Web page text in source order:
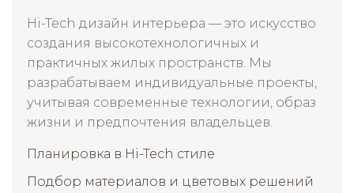
Hi-Tech дизайн интерьера — это искусство
создания высокотехнологичных и
практичных жилых пространств. Мы
разрабатываем индивидуальные проекты,
учитывая современные технологии, образ
жизни и предпочтения владельцев.
Планировка в Hi-Tech стиле
Подбор материалов и цветовых решений